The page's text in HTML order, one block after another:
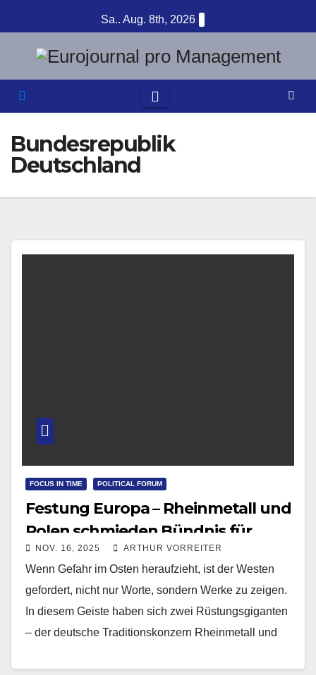
Inhalt
springen
Sa.. Aug. 8th, 2026
Bundesrepublik
Deutschland
FOCUS IN TIME POLITICAL FORUM
Festung Europa – Rheinmetall und
Polen schmieden Bündnis für
Sicherheit und Stärke
NOV. 16, 2025 ARTHUR VORREITER
Wenn Gefahr im Osten heraufzieht, ist der Westen
gefordert, nicht nur Worte, sondern Werke zu zeigen.
In diesem Geiste haben sich zwei Rüstungsgiganten
– der deutsche Traditionskonzern Rheinmetall und